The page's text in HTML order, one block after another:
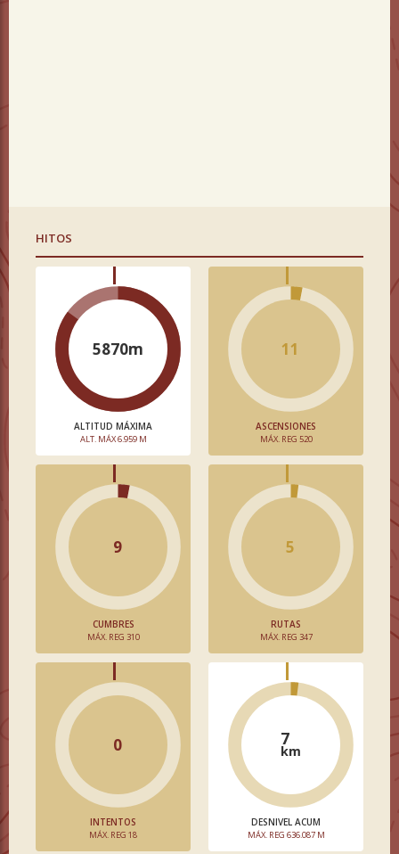
HITOS
5870m
ALTITUD MÁXIMA
ALT. MÁX 6.959 M
11
ASCENSIONES
MÁX. REG 520
9
CUMBRES
MÁX. REG 310
5
RUTAS
MÁX. REG 347
0
INTENTOS
MÁX. REG 18
7
km
DESNIVEL ACUM
MÁX. REG 636.087 M